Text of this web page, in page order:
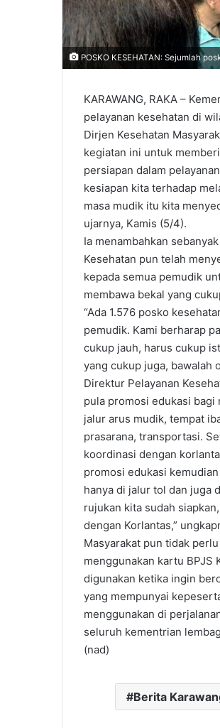
POSKO KESEHATAN: Sejumlah
KARAWANG, RAKA –
pelayanan kesehatan di
Dirjen Kesehatan
kegiatan ini untuk
persiapan dalam
kesiapan kita terhadap
masa mudik itu kita
ujarnya, Kamis (5/4).
Ia menambahkan
Kesehatan pun telah
kepada semua pemudik
membawa bekal yang
“Ada 1.576 posko
pemudik. Kami berharap
cukup jauh, harus cukup
yang cukup juga, bawalah
Direktur Pelayanan
pula promosi edukasi bagi
jalur arus mudik, tempat
prasarana, transportasi.
koordinasi dengan
promosi edukasi
hanya di jalur tol dan juga
rujukan kita sudah
dengan Korlantas,”
Masyarakat pun tidak
menggunakan kartu BPJS
digunakan ketika ingin
yang mempunyai
menggunakan di
seluruh kementrian
(nad)
Berita